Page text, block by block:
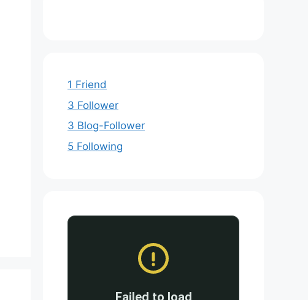
1 Friend
3 Follower
3 Blog-Follower
5 Following